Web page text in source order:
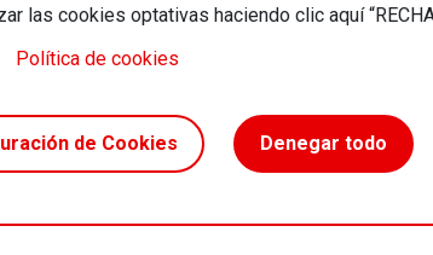
las cookies optativas haciendo clic aquí
Política de cookies
de Cookies Denegar todo